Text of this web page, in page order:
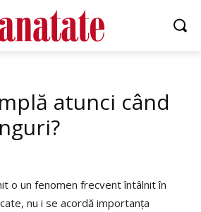
atunci când
o un fenomen frecvent întâlnit în
nu i se acordă importanța